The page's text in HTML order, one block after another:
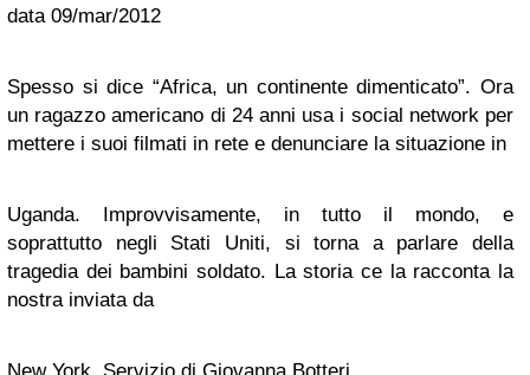
data 09/mar/2012
Spesso si dice “Africa, un continente dimenticato”. Ora
un ragazzo americano di 24 anni usa i social network per
mettere i suoi filmati in rete e denunciare la situazione in
Uganda. Improvvisamente, in tutto il mondo, e
soprattutto negli Stati Uniti, si torna a parlare della
tragedia dei bambini soldato. La storia ce la racconta la
nostra inviata da